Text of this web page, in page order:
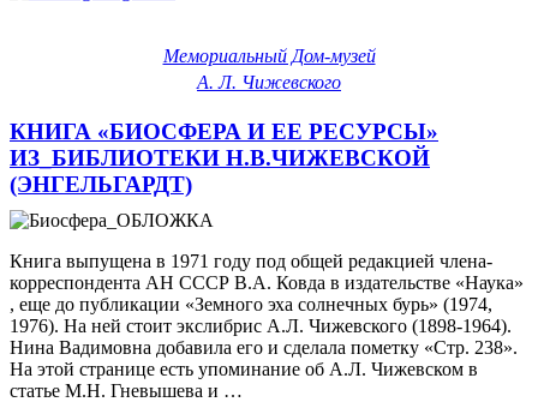
Мемориальный Дом-музей
А. Л. Чижевского
КНИГА «БИОСФЕРА И ЕЕ РЕСУРСЫ»
ИЗ_БИБЛИОТЕКИ Н.В.ЧИЖЕВСКОЙ
(ЭНГЕЛЬГАРДТ)
Книга выпущена в 1971 году под общей редакцией члена-
корреспондента АН СССР В.А. Ковда в издательстве «Наука»
, еще до публикации «Земного эха солнечных бурь» (1974,
1976). На ней стоит экслибрис А.Л. Чижевского (1898-1964).
Нина Вадимовна добавила его и сделала пометку «Стр. 238».
На этой странице есть упоминание об А.Л. Чижевском в
статье М.Н. Гневышева и …